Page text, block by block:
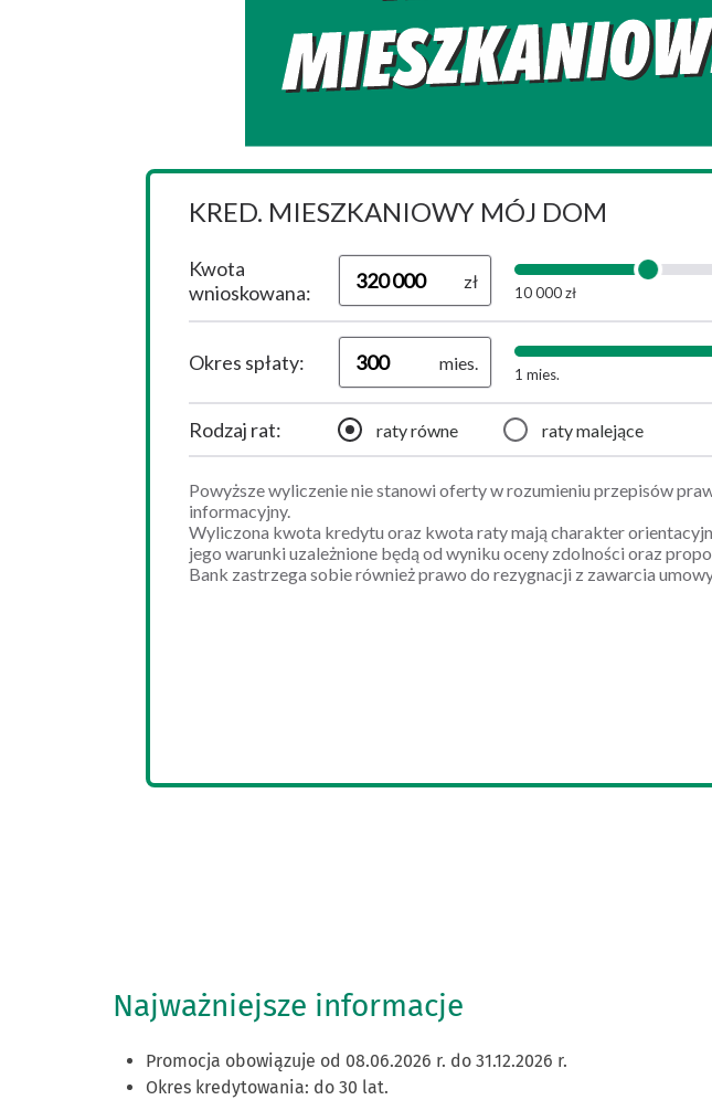
Najważniejsze informacje
Promocja obowiązuje od 08.06.2026 r. do 31.12.2026 r.
Okres kredytowania: do 30 lat.